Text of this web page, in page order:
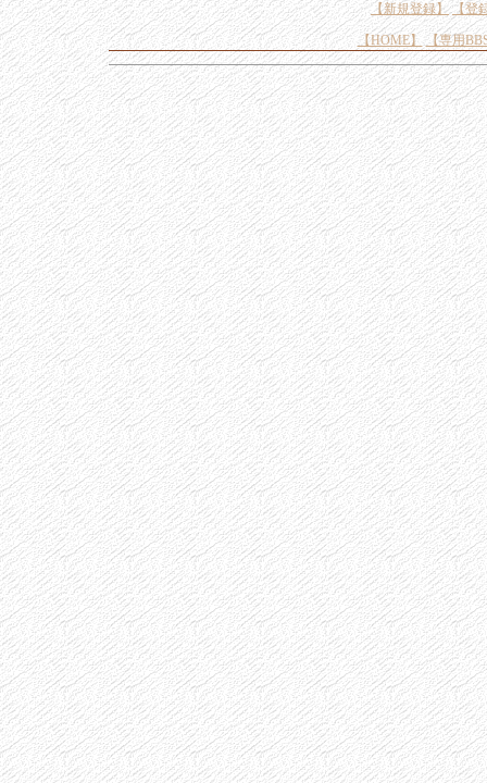
【新規登録】 【登
【HOME】 【専用